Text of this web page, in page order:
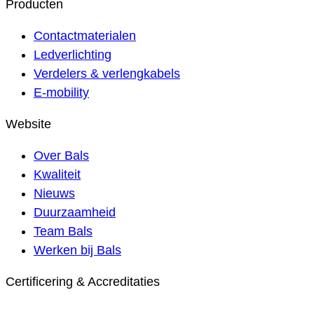
Producten
Contactmaterialen
Ledverlichting
Verdelers & verlengkabels
E-mobility
Website
Over Bals
Kwaliteit
Nieuws
Duurzaamheid
Team Bals
Werken bij Bals
Certificering & Accreditaties